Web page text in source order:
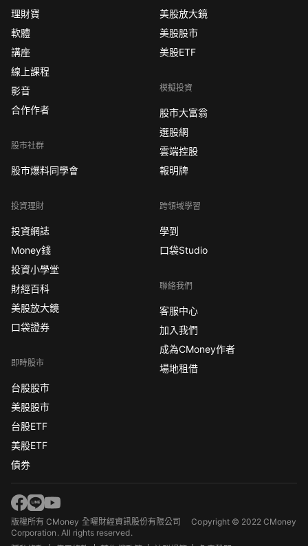
理財寶
軟體
講座
線上課程
影音
合作作者
股市社群
股市爆料同學會
投資理財
投資網誌
Money錢
投資小學堂
財經百科
美股放大鏡
口袋證券
即時股市
台股股市
美股股市
台股ETF
美股ETF
債券
美股放大鏡
美股股市
美股ETF
模擬投資
股市大富翁
選股網
雲端控股
報明牌
跨領域學習
學到
口袋Studio
聯絡我們
客服中心
加入我們
成為CMoney作者
場地租借
版權所有 CMoney 全曜財經資訊股份有限公司Copyright © 2022 CMoney
Corporation. All rights reserved.